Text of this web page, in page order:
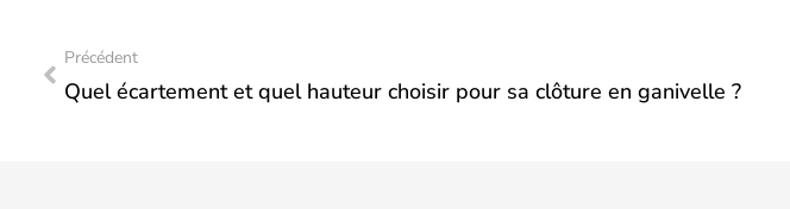
Précédent
Quel écartement et quel hauteur choisir pour sa clôture en ganivelle ?